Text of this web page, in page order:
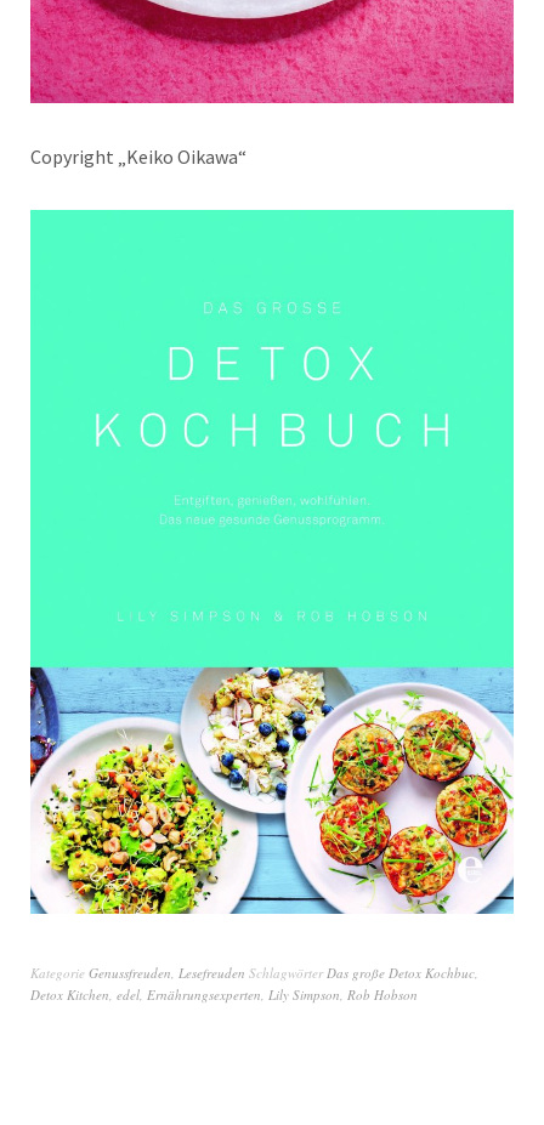
Copyright „Keiko Oikawa“
Kategorie Genussfreuden, Lesefreuden SchlagwörterDas große Detox Kochbuc,
Detox Kitchen, edel, Ernährungsexperten, Lily Simpson, Rob Hobson